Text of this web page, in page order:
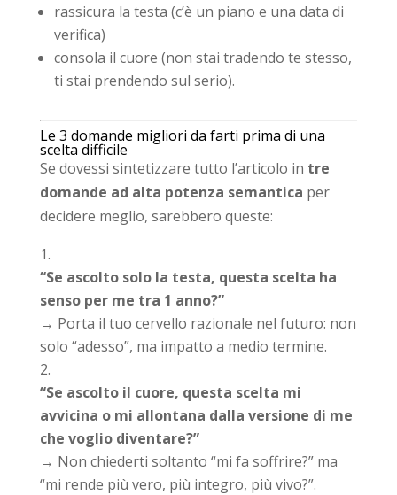
rassicura la testa (c’è un piano e una data di
verifica)
consola il cuore (non stai tradendo te stesso,
ti stai prendendo sul serio).
Le 3 domande migliori da farti prima di una
scelta difficile
Se dovessi sintetizzare tutto l’articolo in tre
domande ad alta potenza semantica per
decidere meglio, sarebbero queste:
“Se ascolto solo la testa, questa scelta ha
senso per me tra 1 anno?”
→ Porta il tuo cervello razionale nel futuro: non
solo “adesso”, ma impatto a medio termine.
“Se ascolto il cuore, questa scelta mi
avvicina o mi allontana dalla versione di me
che voglio diventare?”
→ Non chiederti soltanto “mi fa soffrire?” ma
“mi rende più vero, più integro, più vivo?”.